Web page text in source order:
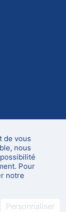
de formation
de vous
nous
Pour
notre
Personnaliser